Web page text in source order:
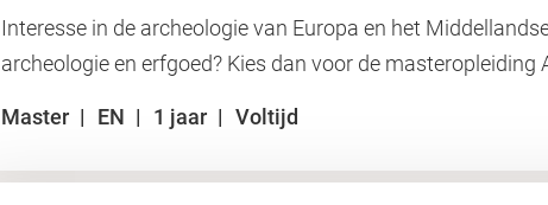
Interesse in de archeologie van Europa en het
archeologie en erfgoed? Kies dan voor de masteropleiding
Master EN 1 jaar Voltijd